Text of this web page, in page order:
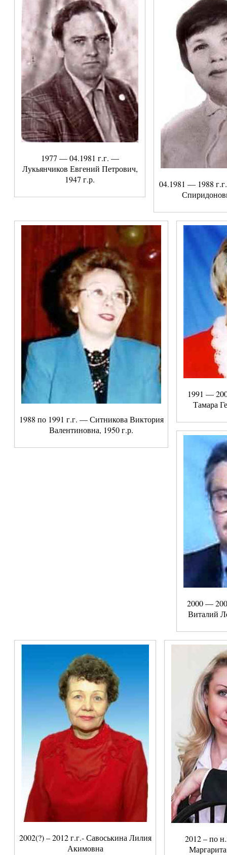
1977 — 04.1981 г.г. —
Лукьянчиков Евгений Петрович,
1947 г.р.
04.1981 — 1988
1988 по 1991 г.г. — Ситникова Виктория
Валентиновна, 1950 г.р.
1991 —
Тамара
2000 —
Виталий
2002(?) – 2012 г.г.- Савоськина Лилия
Акимовна
2012 – по